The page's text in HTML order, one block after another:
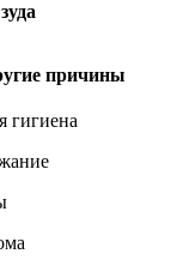
причины
гигиена